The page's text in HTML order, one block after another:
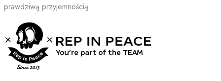
prawdziwą przyjemnością.